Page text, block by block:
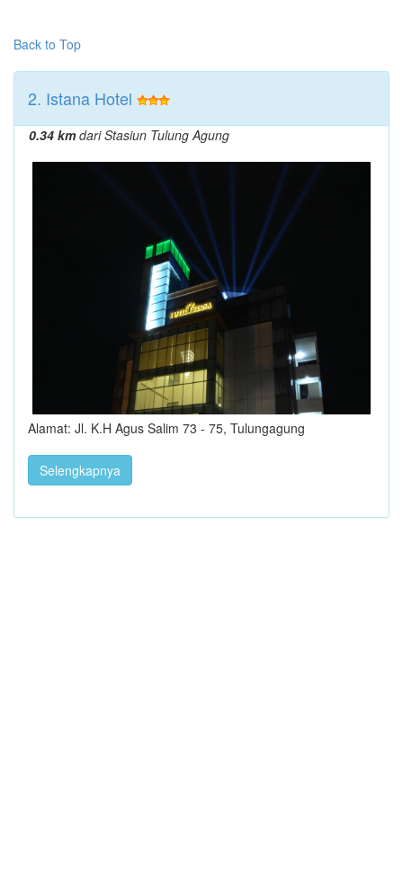
Back to Top
2. Istana Hotel
0.34 kmdari Stasiun Tulung Agung
Alamat: Jl. K.H Agus Salim 73 - 75, Tulungagung
Selengkapnya